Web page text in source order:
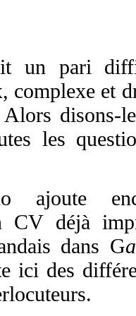
un pari
complexe et
disons-
les
ajoute
CV déjà
dans G
ici des